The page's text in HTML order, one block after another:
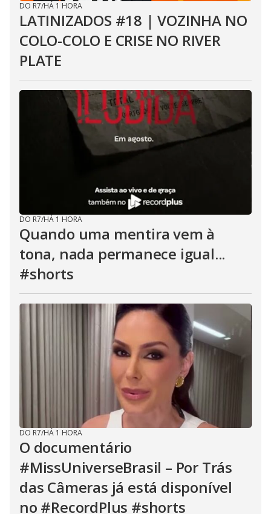
DO R7/HÁ 1 HORA
LATINIZADOS #18 | VOZINHA NO
COLO-COLO E CRISE NO RIVER
PLATE
DO R7/HÁ 1 HORA
Quando uma mentira vem à
tona, nada permanece igual...
#shorts
DO R7/HÁ 1 HORA
O documentário
#MissUniverseBrasil – Por Trás
das Câmeras já está disponível
no #RecordPlus #shorts